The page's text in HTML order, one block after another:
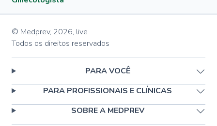
© Medprev, 2026, live
Todos os direitos reservados
PARA VOCÊ
PARA PROFISSIONAIS E CLÍNICAS
SOBRE A MEDPREV